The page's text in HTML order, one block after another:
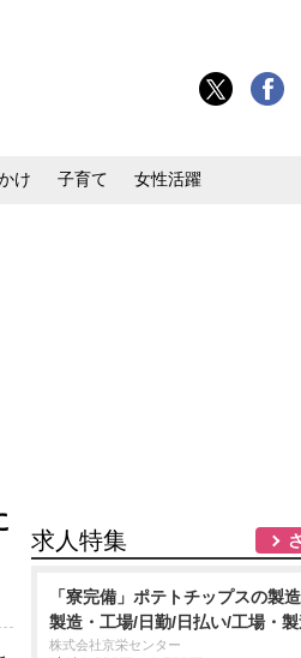
け 子育て 女性活躍
求人特集
「寮完備」ポテトチップスの製
製造・工場/日勤/日払い/工場・
株式会社京栄センター